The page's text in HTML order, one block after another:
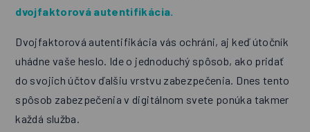
dvojfaktorová autentifikácia.
Dvojfaktorová autentifikácia vás ochráni, aj keď útočník
uhádne vaše heslo. Ide o jednoduchý spôsob, ako pridať
do svojich účtov ďalšiu vrstvu zabezpečenia. Dnes tento
spôsob zabezpečenia v digitálnom svete ponúka takmer
každá služba.